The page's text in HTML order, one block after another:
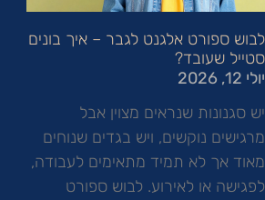
לבוש ספורט אלגנט לגבר – איך בונים
סטייל שעובד?
יולי 12, 2026
יש סגנונות שנראים מצוין אבל
מרגישים נוקשים, ויש בגדים שנוחים
מאוד אך לא תמיד מתאימים לעבודה,
לפגישה או לאירוע. לבוש ספורט